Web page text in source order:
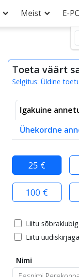
Meist E-
Toeta väärt
Selgitus: Üldine
Igakuine
Ühekordne
25 €
100 €
Liitu
Liitu uudiskirjaga
Nimi